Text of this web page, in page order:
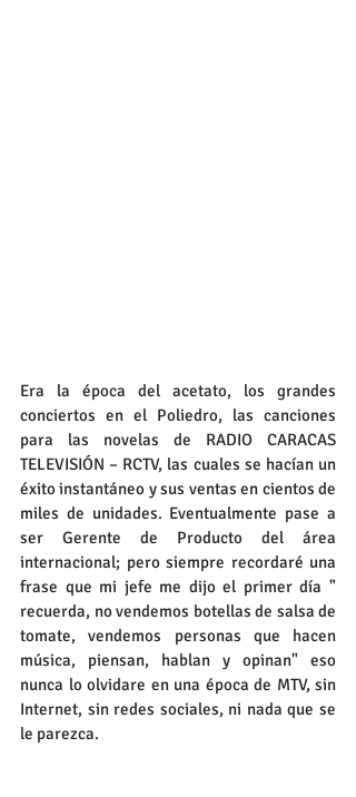
Era la época del acetato, los grandes
conciertos en el Poliedro, las canciones
para las novelas de RADIO CARACAS
TELEVISIÓN – RCTV, las cuales se hacían un
éxito instantáneo y sus ventas en cientos de
miles de unidades. Eventualmente pase a
ser Gerente de Producto del área
internacional; pero siempre recordaré una
frase que mi jefe me dijo el primer día "
recuerda, no vendemos botellas de salsa de
tomate, vendemos personas que hacen
música, piensan, hablan y opinan" eso
nunca lo olvidare en una época de MTV, sin
Internet, sin redes sociales, ni nada que se
le parezca.